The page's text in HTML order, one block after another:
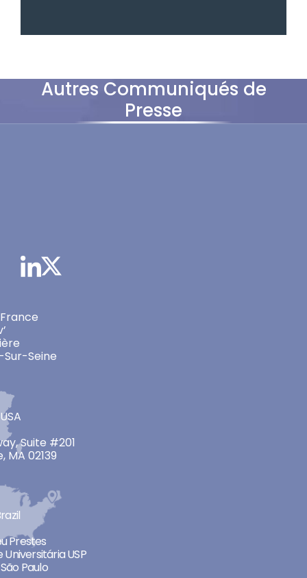
Autres Communiqués de
Presse
France
Seine
Suite #201
MA 02139
Prestes
Universitária USP
Paulo